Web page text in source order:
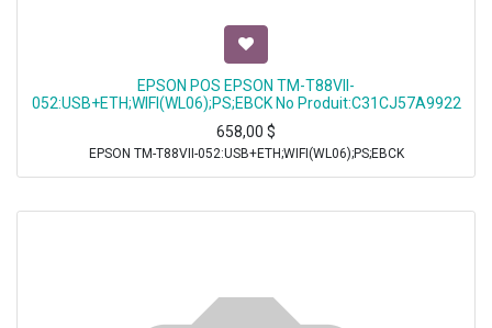
EPSON POS EPSON TM-T88VII-
052:USB+ETH;WIFI(WL06);PS;EBCK No Produit:C31CJ57A9922
658,00 $
EPSON TM-T88VII-052:USB+ETH;WIFI(WL06);PS;EBCK